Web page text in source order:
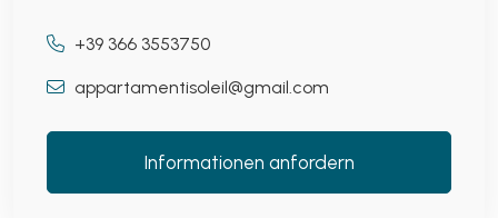
+39 366 3553750
appartamentisoleil@gmail.com
Informationen anfordern